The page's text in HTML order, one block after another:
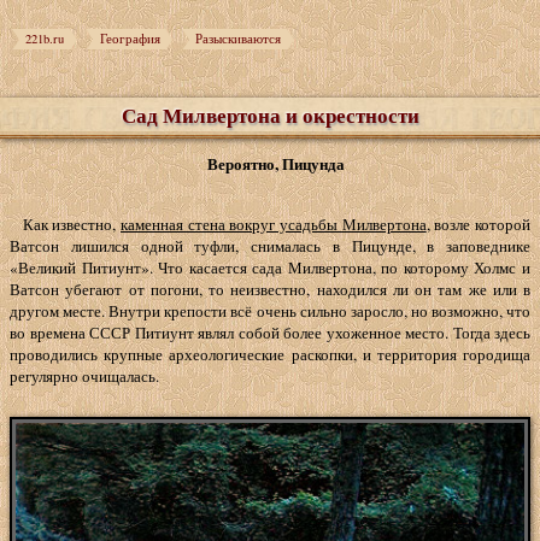
221b.ru География Разыскиваются
Сад Милвертона и окрестности
Вероятно, Пицунда
Как известно,каменная стена вокруг усадьбы Милвертона, возле которой
Ватсон лишился одной туфли, снималась в Пицунде, в заповеднике
«Великий Питиунт». Что касается сада Милвертона, по которому Холмс и
Ватсон убегают от погони, то неизвестно, находился ли он там же или в
другом месте. Внутри крепости всё очень сильно заросло, но возможно, что
во времена СССР Питиунт являл собой более ухоженное место. Тогда здесь
проводились крупные археологические раскопки, и территория городища
регулярно очищалась.